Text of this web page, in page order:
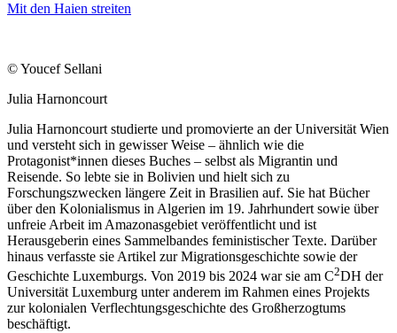
Mit den Haien streiten
© Youcef Sellani
Julia Harnoncourt
Julia Harnoncourt studierte und promovierte an der Universität Wien
und versteht sich in gewisser Weise – ähnlich wie die
Protagonist*innen dieses Buches – selbst als Migrantin und
Reisende. So lebte sie in Bolivien und hielt sich zu
Forschungszwecken längere Zeit in Brasilien auf. Sie hat Bücher
über den Kolonialismus in Algerien im 19. Jahrhundert sowie über
unfreie Arbeit im Amazonasgebiet veröffentlicht und ist
Herausgeberin eines Sammelbandes feministischer Texte. Darüber
hinaus verfasste sie Artikel zur Migrationsgeschichte sowie der
Geschichte Luxemburgs. Von 2019 bis 2024 war sie am C2DH der
Universität Luxemburg unter anderem im Rahmen eines Projekts
zur kolonialen Verflechtungsgeschichte des Großherzogtums
beschäftigt.